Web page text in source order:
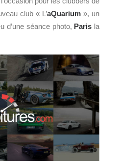
club « L’aQuarium », un
d’une séance photo, Paris la